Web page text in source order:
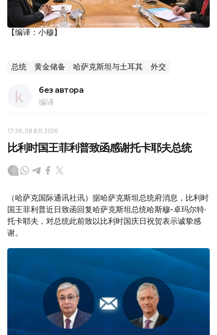
【编译：小穆】
总统 黄金储备 哈萨克斯坦与土耳其 外交
без автора
编译
17:36, 08 8月 2026
比利时国王菲利普致函感谢托卡耶夫总统
（哈萨克国际通讯社讯）据哈萨克斯坦总统府消息，比利时
国王菲利普近日致函回复哈萨克斯坦总统哈斯穆-卓玛尔特·
托卡耶夫，对总统此前致以比利时国庆日祝贺表示诚挚感
谢。